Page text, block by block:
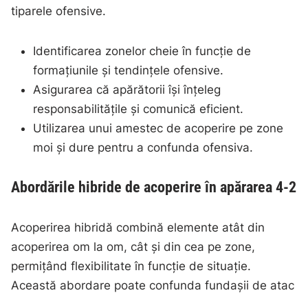
tiparele ofensive.
Identificarea zonelor cheie în funcție de
formațiunile și tendințele ofensive.
Asigurarea că apărătorii își înțeleg
responsabilitățile și comunică eficient.
Utilizarea unui amestec de acoperire pe zone
moi și dure pentru a confunda ofensiva.
Abordările hibride de acoperire în apărarea 4-2
Acoperirea hibridă combină elemente atât din
acoperirea om la om, cât și din cea pe zone,
permițând flexibilitate în funcție de situație.
Această abordare poate confunda fundașii de atac